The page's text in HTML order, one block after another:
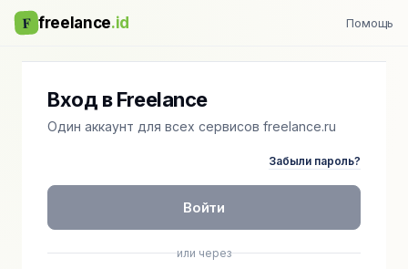
F freelance.id Помощь
Вход в Freelance
Один аккаунт для всех сервисов freelance.ru
Забыли пароль?
Войти
или через